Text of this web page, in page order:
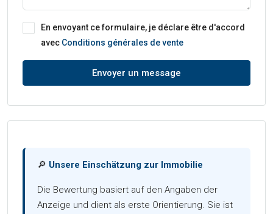
En envoyant ce formulaire, je déclare être d'accord
avec Conditions générales de vente
Envoyer un message
🔎 Unsere Einschätzung zur Immobilie
Die Bewertung basiert auf den Angaben der
Anzeige und dient als erste Orientierung. Sie ist